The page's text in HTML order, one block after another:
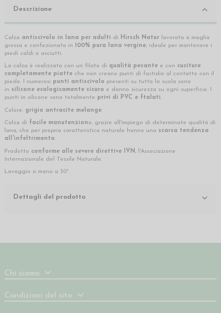
Descrizione
Calza antiscivolo in lana per adulti di Hirsch Natur lavorata a maglia
grossa e confezionata in 100% pura lana vergine, ideale per mantenere i
piedi caldi e asciutti.
La calza è realizzata con un filato di qualità pesante e con cuciture
completamente piatte che non creano punti di fastidio al contatto con il
piede. I numerosi punti antiscivolo presenti su tutta la suola sono
in silicone ecologicamente sicuro e danno sicurezza su ogni superficie. I
punti in silicone sono totalmente privi di PVC e ftalati.
Colore: grigio antracite melange.
Calza di facile manutenzione, grazie all'impiego di determinate qualità di
lana, che per propria caratteristica naturale hanno una scarsa tendenza
all'infeltrimento.
Prodotto conforme alle severe direttive IVN, l'Associazione
Internazionale del Tessile Naturale.
Lavaggio a mano a 30°.
Dettagli del prodotto
Chi siamo
Condizioni del sito